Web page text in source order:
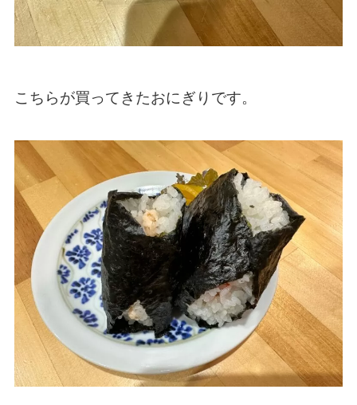
こちらが買ってきたおにぎりです。